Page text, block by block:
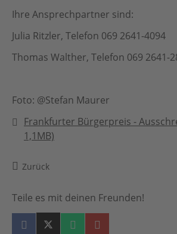
Ihre Ansprechpartner sind:
Julia Ritzler, Telefon 069 2641-4094
Thomas Walther, Telefon 069 2641-
Foto: @Stefan Maurer
Frankfurter Bürgerpreis -
1,1MB)
Zurück
Teile es mit deinen Freunden!